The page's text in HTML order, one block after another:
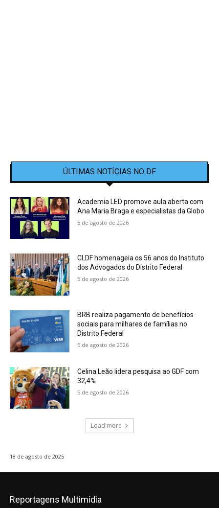
ÚLTIMAS NOTÍCIAS NO DF
Academia LED promove aula aberta com
Ana Maria Braga e especialistas da Globo
5 de agosto de 2026
CLDF homenageia os 56 anos do Instituto
dos Advogados do Distrito Federal
5 de agosto de 2026
BRB realiza pagamento de benefícios
sociais para milhares de famílias no
Distrito Federal
5 de agosto de 2026
Celina Leão lidera pesquisa ao GDF com
32,4%
5 de agosto de 2026
Load more
18 de agosto de 2025
Reportagens Multimídia